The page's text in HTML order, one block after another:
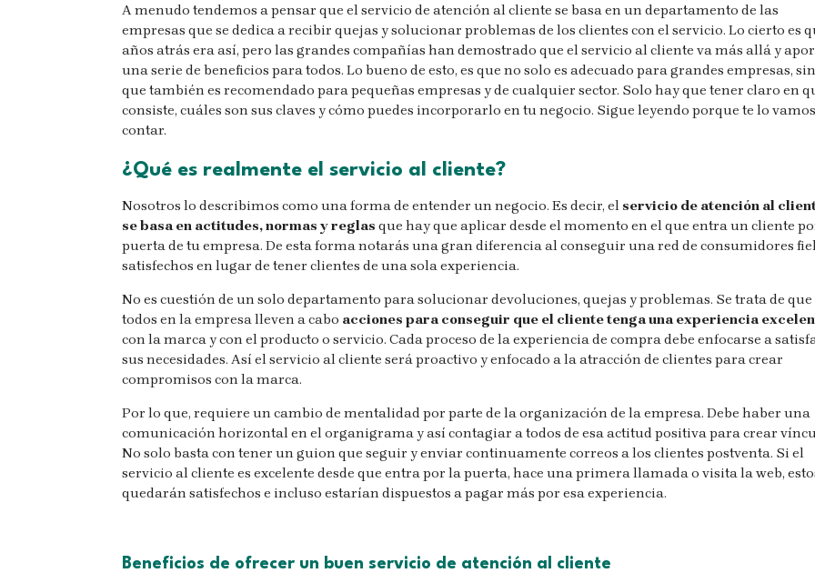
A menudo tendemos a pensar que el servicio de atención al cliente se basa en un departamento de las
empresas que se dedica a recibir quejas y solucionar problemas de los clientes con el servicio. Lo cierto es
años atrás era así, pero las grandes compañías han demostrado que el servicio al cliente va más allá y
una serie de beneficios para todos. Lo bueno de esto, es que no solo es adecuado para grandes empresas,
que también es recomendado para pequeñas empresas y de cualquier sector. Solo hay que tener claro en
consiste, cuáles son sus claves y cómo puedes incorporarlo en tu negocio. Sigue leyendo porque te lo
contar.
¿Qué es realmente el servicio al cliente?
Nosotros lo describimos como una forma de entender un negocio. Es decir, elservicio de atención al
se basa en actitudes, normas y reglas que hay que aplicar desde el momento en el que entra un cliente
puerta de tu empresa. De esta forma notarás una gran diferencia al conseguir una red de consumidores
satisfechos en lugar de tener clientes de una sola experiencia.
No es cuestión de un solo departamento para solucionar devoluciones, quejas y problemas. Se trata de que
todos en la empresa lleven a cabo acciones para conseguir que el cliente tenga una experiencia
con la marca y con el producto o servicio. Cada proceso de la experiencia de compra debe enfocarse a
sus necesidades. Así el servicio al cliente será proactivo y enfocado a la atracción de clientes para crear
compromisos con la marca.
Por lo que, requiere un cambio de mentalidad por parte de la organización de la empresa. Debe haber una
comunicación horizontal en el organigrama y así contagiar a todos de esa actitud positiva para crear
No solo basta con tener un guion que seguir y enviar continuamente correos a los clientes postventa. Si el
servicio al cliente es excelente desde que entra por la puerta, hace una primera llamada o visita la web,
quedarán satisfechos e incluso estarían dispuestos a pagar más por esa experiencia.
Beneficios de ofrecer un buen servicio de atención al cliente